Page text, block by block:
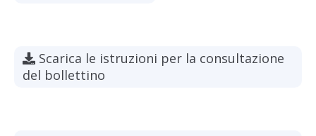
Scarica le istruzioni per la consultazione
del bollettino